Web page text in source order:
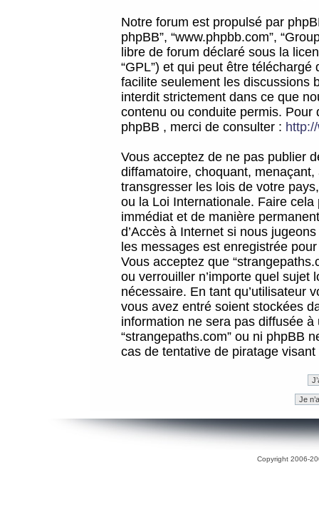
Notre forum est propulsé par
phpBB”, “www.phpbb.com”,
libre de forum déclaré sous la
“GPL”) et qui peut être téléchargé
facilite seulement les discussions
interdit strictement dans ce que
contenu ou conduite permis.
phpBB , merci de consulter :
Vous acceptez de ne pas publier
diffamatoire, choquant,
transgresser les lois de votre
ou la Loi Internationale. Faire
immédiat et de manière
d’Accès à Internet si nous
les messages est enregistrée
Vous acceptez que
ou verrouiller n’importe quel sujet
nécessaire. En tant qu’utilisateur
vous avez entré soient stockées
information ne sera pas diffusée
“strangepaths.com” ou ni phpBB
cas de tentative de piratage
Copyright 2006-